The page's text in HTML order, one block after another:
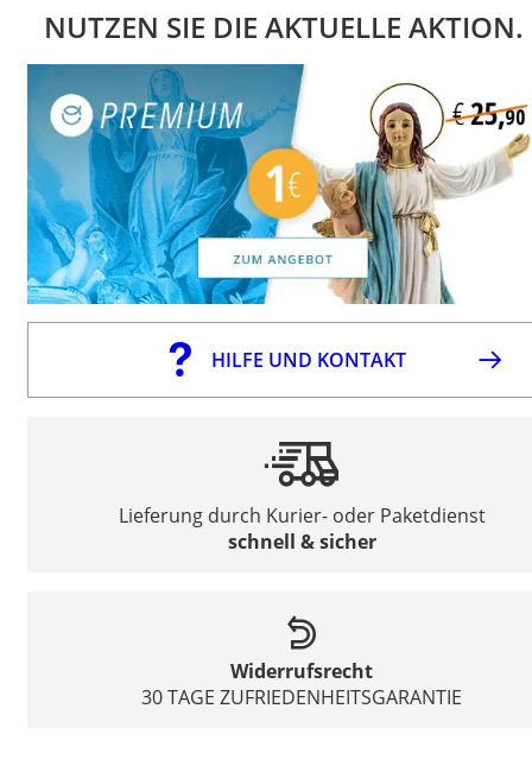
NUTZEN SIE DIE AKTUELLE AKTION.
HILFE UND KONTAKT
Lieferung durch Kurier- oder Paketdienst
schnell & sicher
Widerrufsrecht
30 TAGE ZUFRIEDENHEITSGARANTIE